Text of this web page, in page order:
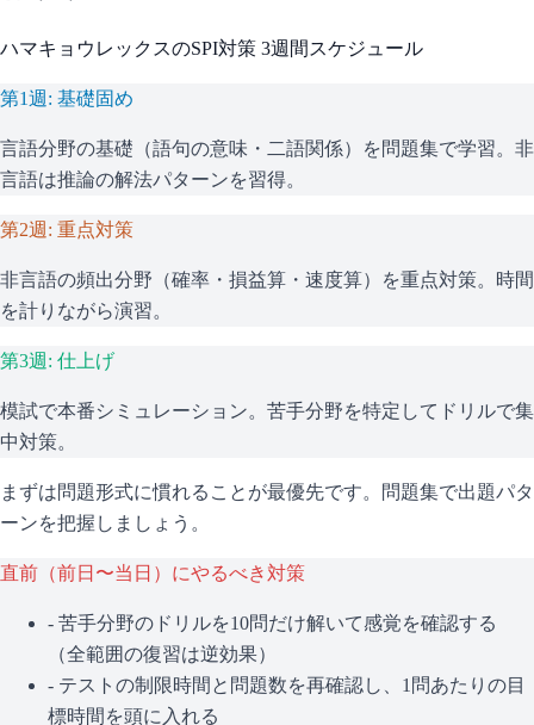
ハマキョウレックスのSPI対策 3週間スケジュール
第1週: 基礎固め
言語分野の基礎（語句の意味・二語関係）を問題集で学習。非
言語は推論の解法パターンを習得。
第2週: 重点対策
非言語の頻出分野（確率・損益算・速度算）を重点対策。時間
を計りながら演習。
第3週: 仕上げ
模試で本番シミュレーション。苦手分野を特定してドリルで集
中対策。
まずは問題形式に慣れることが最優先です。問題集で出題パタ
ーンを把握しましょう。
直前（前日〜当日）にやるべき対策
- 苦手分野のドリルを10問だけ解いて感覚を確認する
（全範囲の復習は逆効果）
- テストの制限時間と問題数を再確認し、1問あたりの目
標時間を頭に入れる